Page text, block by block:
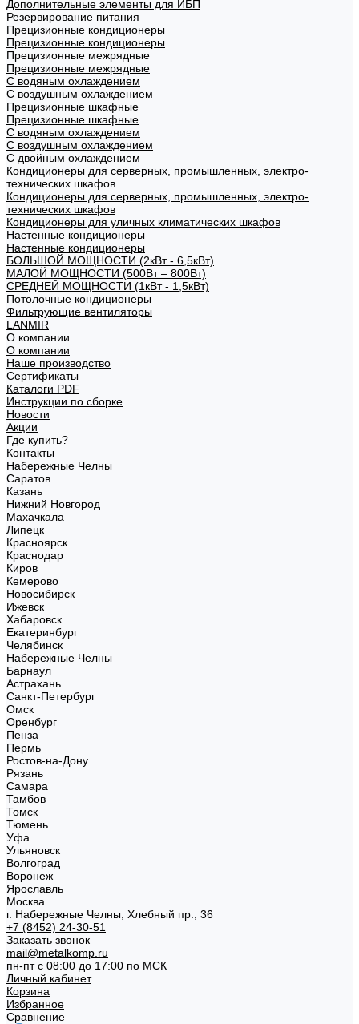
Дополнительные элементы для ИБП
Резервирование питания
Прецизионные кондиционеры
Прецизионные кондиционеры
Прецизионные межрядные
Прецизионные межрядные
С водяным охлаждением
С воздушным охлаждением
Прецизионные шкафные
Прецизионные шкафные
С водяным охлаждением
С воздушным охлаждением
С двойным охлаждением
Кондиционеры для серверных, промышленных, электро-
технических шкафов
Кондиционеры для серверных, промышленных, электро-
технических шкафов
Кондиционеры для уличных климатических шкафов
Настенные кондиционеры
Настенные кондиционеры
БОЛЬШОЙ МОЩНОСТИ (2кВт - 6,5кВт)
МАЛОЙ МОЩНОСТИ (500Вт – 800Вт)
СРЕДНЕЙ МОЩНОСТИ (1кВт - 1,5кВт)
Потолочные кондиционеры
Фильтрующие вентиляторы
LANMIR
О компании
О компании
Наше производство
Сертификаты
Каталоги PDF
Инструкции по сборке
Новости
Акции
Где купить?
Контакты
Набережные Челны
Саратов
Казань
Нижний Новгород
Махачкала
Липецк
Красноярск
Краснодар
Киров
Кемерово
Новосибирск
Ижевск
Хабаровск
Екатеринбург
Челябинск
Набережные Челны
Барнаул
Астрахань
Санкт-Петербург
Омск
Оренбург
Пенза
Пермь
Ростов-на-Дону
Рязань
Самара
Тамбов
Томск
Тюмень
Уфа
Ульяновск
Волгоград
Воронеж
Ярославль
Москва
г. Набережные Челны, Хлебный пр., 36
+7 (8452) 24-30-51
Заказать звонок
mail@metalkomp.ru
пн-пт с 08:00 до 17:00 по МСК
Личный кабинет
Корзина
Избранное
Сравнение